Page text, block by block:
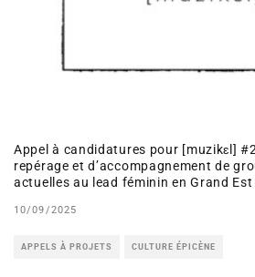
Appel à candidatures pour [muzikɛl]
repérage et d’accompagnement de
actuelles au lead féminin en Grand Est​
10/09/2025
APPELS À PROJETS CULTURE ÉPICÈNE